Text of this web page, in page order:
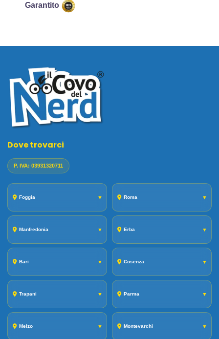
Garantito
Dove trovarci
P. IVA: 03931320711
Foggia ▼ Roma ▼
Manfredonia ▼ Erba ▼
Bari ▼ Cosenza ▼
Trapani ▼ Parma ▼
Melzo ▼ Montevarchi ▼